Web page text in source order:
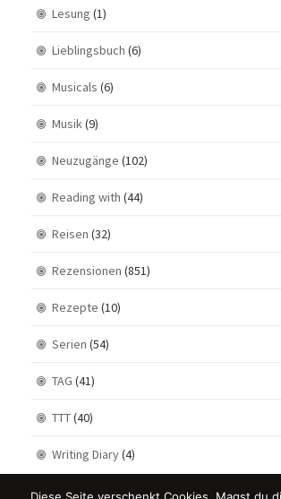
Lesung (1)
Lieblingsbuch (6)
Musicals (6)
Musik(9)
Neuzugänge (102)
Reading with (44)
Reisen (32)
Rezensionen (851)
Rezepte (10)
Serien (54)
TAG (41)
TTT(40)
Writing Diary(4)